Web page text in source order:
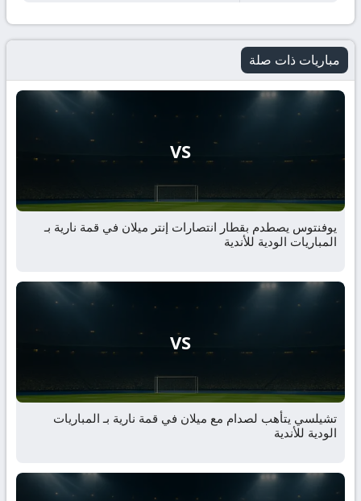
مباريات ذات صلة
VS
يوفنتوس يصطدم بقطار انتصارات إنتر ميلان في قمة نارية بـ
المباريات الودية للأندية
VS
تشيلسي يتأهب لصدام مع ميلان في قمة نارية بـ المباريات
الودية للأندية